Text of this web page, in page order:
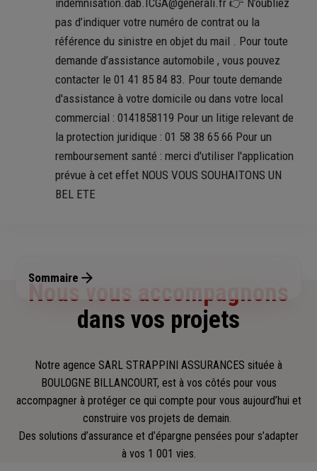
pas d’indiquer votre numéro de contrat ou la
référence du sinistre en objet du mail . Pour toute
demande d’assistance automobile , vous pouvez
contacter le 01 41 85 84 83. Pour toute demande
d'assistance à votre domicile ou dans votre local
commercial : 0141858119 Pour un litige relevant de
la protection juridique : 01 58 38 65 66 Pour un
remboursement santé : merci d'utiliser l'application
prévue à cet effet NOUS VOUS SOUHAITONS UN
BEL ETE
Sommaire
Nous vous accompagnons
dans vos projets
Notre agence SARL STRAPPINI ASSURANCES située à
BOULOGNE BILLANCOURT, est à vos côtés pour vous
accompagner à protéger ce qui compte pour vous aujourd’hui et
construire vos projets de demain.
Des solutions d’assurance et d’épargne pensées pour s’adapter
à vos 1 001 vies.